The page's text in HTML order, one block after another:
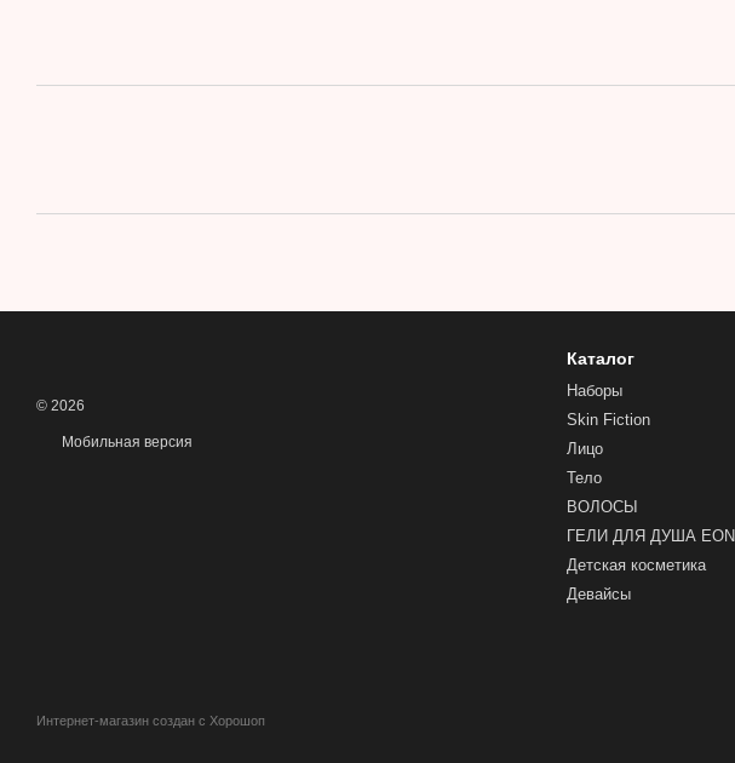
© 2026
Мобильная версия
Интернет-магазин создан с Хорошоп
Каталог
Наборы
Skin Fiction
Лицо
Тело
ВОЛОСЫ
ГЕЛИ ДЛЯ ДУША EON
Детская косметика
Девайсы